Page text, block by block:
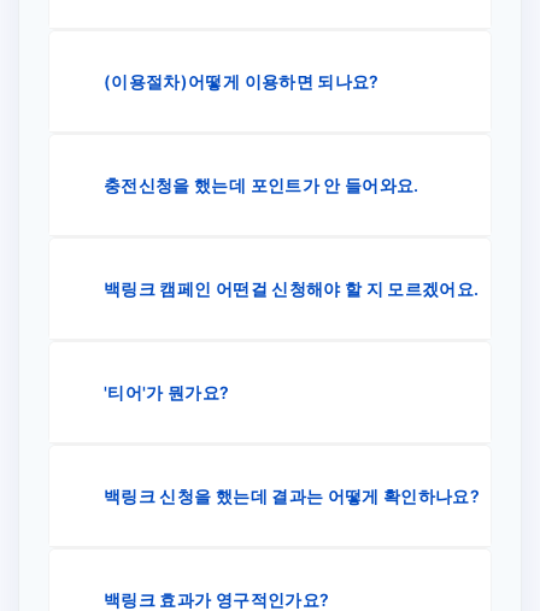
(이용절차)어떻게 이용하면 되나요?
충전신청을 했는데 포인트가 안 들어와요.
백링크 캠페인 어떤걸 신청해야 할 지 모르겠어요.
'티어'가 뭔가요?
백링크 신청을 했는데 결과는 어떻게 확인하나요?
백링크 효과가 영구적인가요?